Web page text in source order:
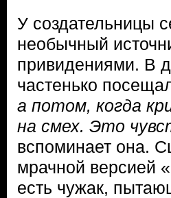
У создательницы
необычный
привидениями. В
частенько
а потом, когда
на смех. Это
вспоминает она.
мрачной версией
есть чужак,